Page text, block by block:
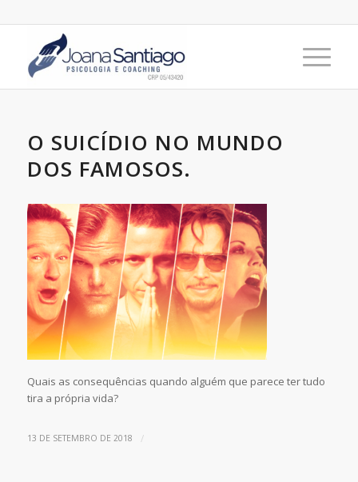
O SUICÍDIO NO MUNDO
DOS FAMOSOS.
Quais as consequências quando alguém que parece ter tudo
tira a própria vida?
13 DE SETEMBRO DE 2018 /